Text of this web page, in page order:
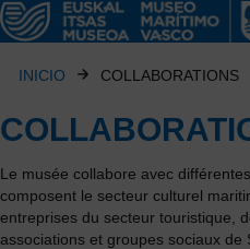
INICIO COLLABORATIONS
Le musée collabore avec
composent le secteur culturel
entreprises du secteur touristique,
associations et groupes sociaux de